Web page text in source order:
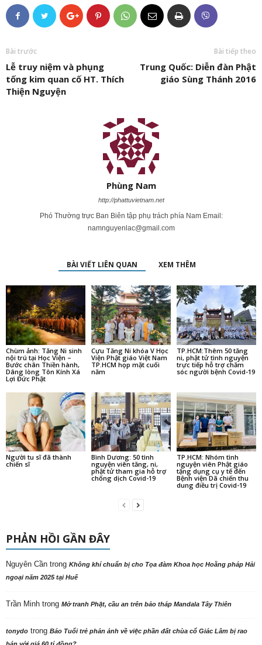
Bài trước
Lễ truy niệm và phụng
tống kim quan cố HT. Thích
Thiện Nguyện
Bài tiếp theo
Trung Quốc: Diễn đàn Phật
giáo Sùng Thánh 2016
Phùng Nam
http://phattuvietnam.net
Phó Thường trực Ban Biên tập phụ trách phía Nam Email:
namnguyenlac@gmail.com
BÀI VIẾT LIÊN QUAN XEM THÊM
Chùm ảnh: Tăng Ni sinh
nội trú tại Học Viện –
Bước chân Thiền hành,
Dâng lòng Tôn Kính Xá
Lợi Đức Phật
Cựu Tăng Ni khóa V Học
Viện Phật giáo Việt Nam
TP.HCM họp mặt cuối
năm
TP.HCM:Thêm 50 tăng
ni, phật tử tình nguyện
trực tiếp hỗ trợ chăm
sóc người bệnh Covid-19
Người tu sĩ đã thành
chiến sĩ
Bình Dương: 50 tình
nguyện viên tăng, ni,
phật tử tham gia hỗ trợ
chống dịch Covid-19
TP.HCM: Nhóm tình
nguyện viên Phật giáo
tặng dụng cụ y tế đến
Bệnh viện Dã chiến thu
dung điều trị Covid-19
PHẢN HỒI GẦN ĐÂY
Nguyên Cần trong Không khí chuẩn bị cho Tọa đàm Khoa học Hoằng pháp Hải
ngoại năm 2025 tại Huế
Trần Minh trong Mở tranh Phật, cầu an trên bảo tháp Mandala Tây Thiên
tonydo trong Báo Tuổi trẻ phản ảnh về việc phần đất chùa cổ Giác Lâm bị rao